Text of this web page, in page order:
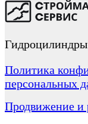
Гидроцилиндры
Политика
персональных
Продвижение и